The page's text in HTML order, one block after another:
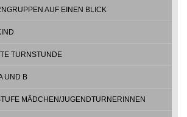
AUF EINEN BLICK
TURNSTUNDE
UND B
MÄDCHEN/JUGENDTURNERINNEN